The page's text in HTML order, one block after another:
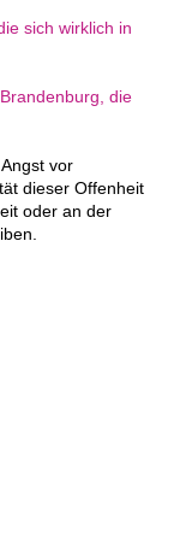
sich wirklich in
die
vor
dieser Offenheit
oder an der